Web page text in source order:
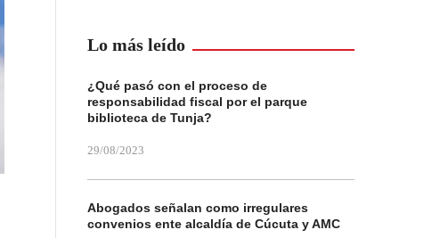
Lo más leído
¿Qué pasó con el proceso de
responsabilidad fiscal por el parque
biblioteca de Tunja?
29/08/2023
Abogados señalan como irregulares
convenios ente alcaldía de Cúcuta y AMC